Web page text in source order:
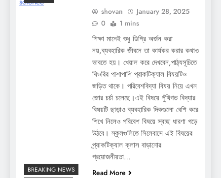
shovan
January 28, 2025
0
1 mins
শিক্ষা মানেই শুধু ডিগ্রি অর্জন করা
নয়,ব্যবহারিক জীবনে তা কার্যকর করার কথাও
ভাবতে হয়। খেয়াল করে দেখবেন,পাঠ্যসূচিতে
থিওরির পাশাপাশি প্রাকটিক্যাল বিষয়টিও
জড়িত থাকে। পরিবেশবিদ্যা বিষয় নিয়ে এখন
জোর চর্চা চলেছে।এই বিষয়ে পুঁথিগত বিদ্যার
বিষয়টি ছাড়াও ব্যবহারিক দিকগুলো বেশি করে
শিখে নিলেও পরিবেশ বিষয়ে স্বচ্ছ ধারণা গড়ে
উঠবে। স্কুলগুলিতে সিলেবাসে এই বিষয়ের
প্র্যাকটিক্যাল ক্লাস বাড়ানোর
প্রয়োজনীয়তা…
Read More
BREAKING NEWS